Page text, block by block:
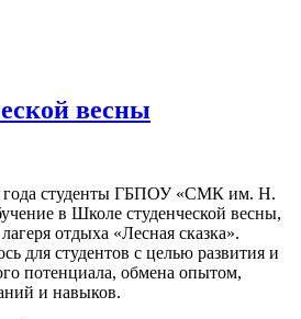
весны
года студенты ГБПОУ «СМК им. Н.
в Школе студенческой весны,
отдыха «Лесная сказка».
для студентов с целью развития и
потенциала, обмена опытом,
и навыков.